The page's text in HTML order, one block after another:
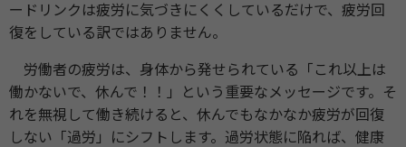
ードリンクは疲労に気づきにくくしているだけで、疲労回
復をしている訳ではありません。
労働者の疲労は、身体から発せられている「これ以上は
働かないで、休んで！！」という重要なメッセージです。そ
れを無視して働き続けると、休んでもなかなか疲労が回復
しない「過労」にシフトします。過労状態に陥れば、健康